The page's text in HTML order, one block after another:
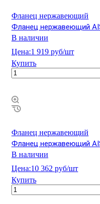
Фланец нержавеющий
Фланец нержавеющий
В наличии
Цена:1 919 руб/шт
Купить
Фланец нержавеющий
Фланец нержавеющий
В наличии
Цена:10 362 руб/шт
Купить